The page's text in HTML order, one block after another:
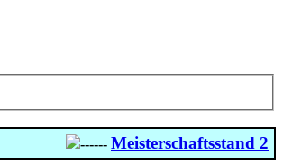
------Meisterschaftsstand 2026